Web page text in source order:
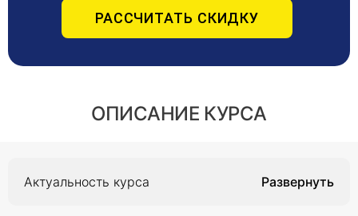
РАССЧИТАТЬ СКИДКУ
ОПИСАНИЕ КУРСА
Актуальность курса